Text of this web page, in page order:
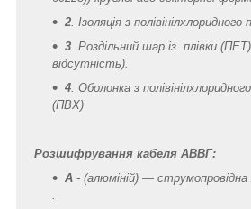
2 . Ізоляція з
3 . Роздільний шар із плівки
відсутність).
4 . Оболонка з
(ПВХ)
Розшифрування кабеля АВВГ:
А - (алюміній) — струмопровідна